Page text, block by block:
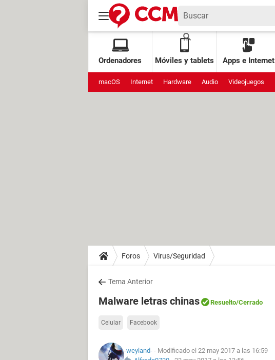
Ordenadores Móviles y tablets Apps e Internet
macOS Internet Hardware Audio Videojuegos
Foros Virus/Seguridad
Tema Anterior
Malware letras chinas Resuelto/Cerrado
Celular Facebook
-weyland- - Modificado el 22 may 2017 a las 16:59